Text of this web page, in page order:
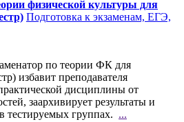
физической культуры для
Подготовка к экзаменам, ЕГЭ,
по теории ФК для
избавит преподавателя
дисциплины от
заархивирует результаты и
тестируемых группах. ...